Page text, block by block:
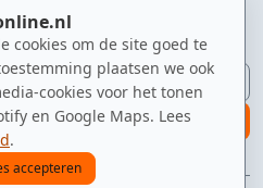
cookies om de site goed te
plaatsen we ook
cookies voor het tonen
en Google Maps. Lees
.
accepteren
jaar een e-mail met het
laatste badmintonnieuws.
E-mailadres
aanmelden